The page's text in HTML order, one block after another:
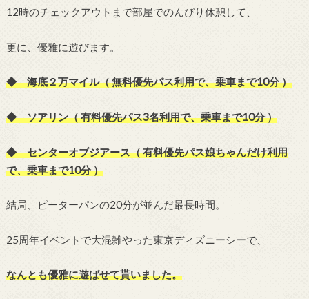
12時のチェックアウトまで部屋でのんびり休憩して、
更に、優雅に遊びます。
◆ 海底２万マイル（ 無料優先パス利用で、乗車まで10分 ）
◆ ソアリン（ 有料優先パス3名利用で、乗車まで10分 ）
◆ センターオブジアース（ 有料優先パス娘ちゃんだけ利用
で、乗車まで10分 ）
結局、ピーターパンの20分が並んだ最長時間。
25周年イベントで大混雑やった東京ディズニーシーで、
なんとも優雅に遊ばせて貰いました。